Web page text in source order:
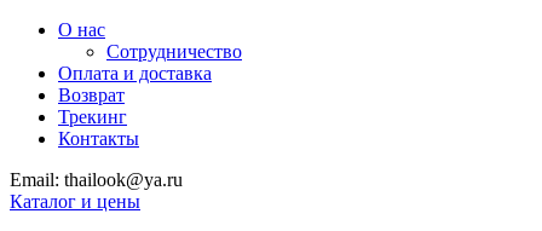
О нас
Сотрудничество
Оплата и доставка
Возврат
Трекинг
Контакты
Email: thailook@ya.ru
Каталог и цены